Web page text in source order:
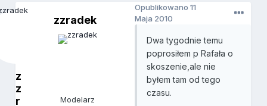
z
z
r
zzradek
Modelarz
Opublikowano11
Maja 2010
Dwa tygodnie temu
poprosiłem p Rafała o
skoszenie,ale nie
byłem tam od tego
czasu.